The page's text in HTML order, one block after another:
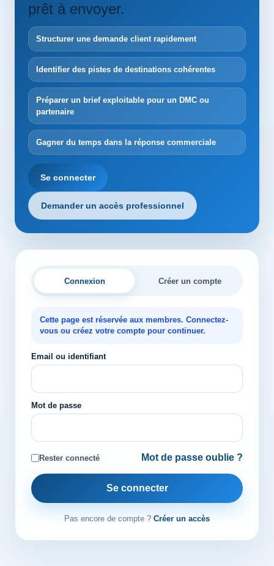
prêt à envoyer.
Structurer une demande client rapidement
Identifier des pistes de destinations cohérentes
Préparer un brief exploitable pour un DMC ou
partenaire
Gagner du temps dans la réponse commerciale
Se connecter
Demander un accès professionnel
Connexion Créer un compte
Cette page est réservée aux membres. Connectez-
vous ou créez votre compte pour continuer.
Email ou identifiant
Mot de passe
Rester connecté Mot de passe oublie ?
Se connecter
Pas encore de compte ? Créer un accès